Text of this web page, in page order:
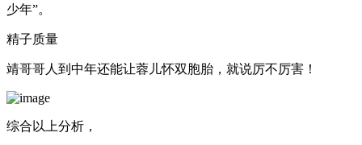
少年”。
精子质量
靖哥哥人到中年还能让蓉儿怀双胞胎，就说厉不厉害！
综合以上分析，